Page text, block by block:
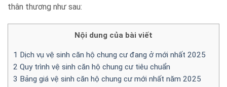
thân thương như sau:
Nội dung của bài viết
1 Dịch vụ vệ sinh căn hộ chung cư đang ở mới nhất 2025
2 Quy trình vệ sinh căn hộ chung cư tiêu chuẩn
3 Bảng giá vệ sinh căn hộ chung cư mới nhất năm 2025